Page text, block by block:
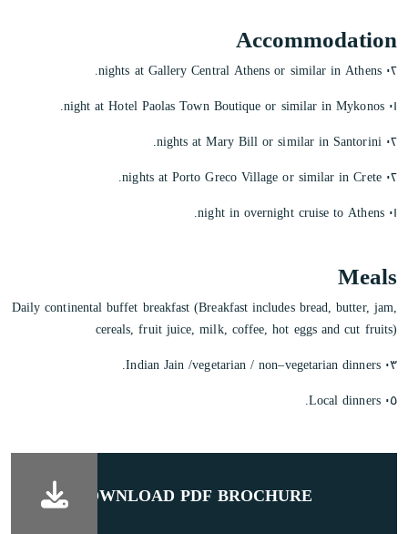
Accommodation
٠٢ nights at Gallery Central Athens or similar in Athens.
٠١ night at Hotel Paolas Town Boutique or similar in Mykonos.
٠٢ nights at Mary Bill or similar in Santorini.
٠٢ nights at Porto Greco Village or similar in Crete.
٠١ night in overnight cruise to Athens.
Meals
Daily continental buffet breakfast (Breakfast includes bread, butter, jam,
cereals, fruit juice, milk, coffee, hot eggs and cut fruits)
٠٣ Indian Jain /vegetarian / non–vegetarian dinners.
٠٥ Local dinners.
DOWNLOAD PDF BROCHURE